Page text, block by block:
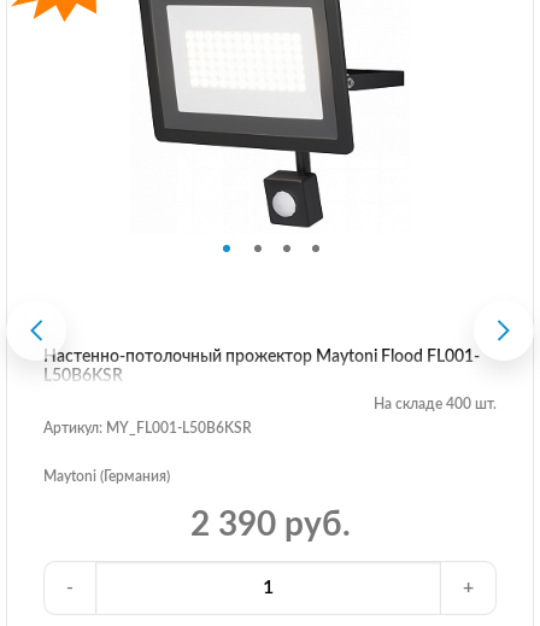
Настенно-потолочный прожектор Maytoni Flood FL001-
L50B6KSR
На складе 400 шт.
Артикул: MY_FL001-L50B6KSR
Maytoni (Германия)
2 390 руб.
- +